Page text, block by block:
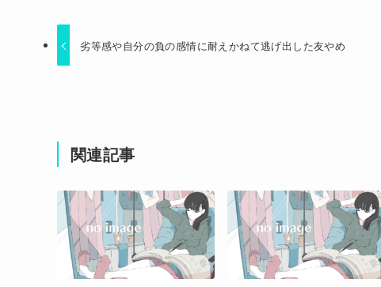
劣等感や自分の負の感情に耐えかねて逃げ出した友やめ
関連記事